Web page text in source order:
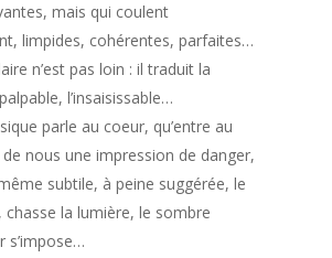
mais qui coulent
limpides, cohérentes, parfaites…
n’est pas loin : il traduit la
l’insaisissable…
parle au coeur, qu’entre au
nous une impression de danger,
subtile, à peine suggérée, le
chasse la lumière, le sombre
s’impose…